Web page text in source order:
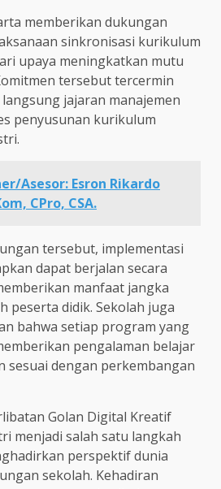
memberikan dukungan
sinkronisasi kurikulum
upaya meningkatkan mutu
tersebut tercermin
jajaran manajemen
penyusunan kurikulum
Asesor: Esron Rikardo
CPro, CSA.
tersebut, implementasi
dapat berjalan secara
manfaat jangka
peserta didik. Sekolah juga
bahwa setiap program yang
pengalaman belajar
sesuai dengan perkembangan
Golan Digital Kreatif
menjadi salah satu langkah
perspektif dunia
sekolah. Kehadiran